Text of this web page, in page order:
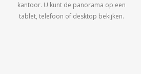
kantoor. U kunt de panorama op een
tablet, telefoon of desktop bekijken.